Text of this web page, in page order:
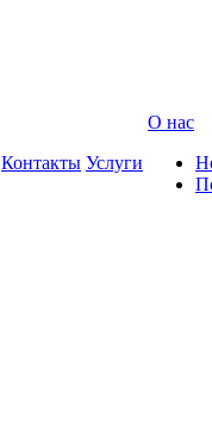
Контакты Услуги
О нас